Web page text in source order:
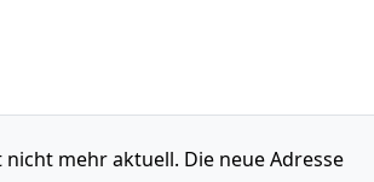
nicht mehr aktuell. Die neue Adresse